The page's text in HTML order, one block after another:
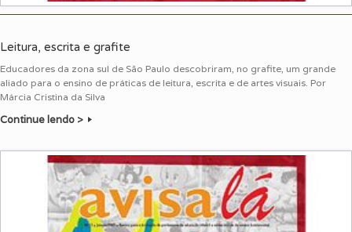
Leitura, escrita e grafite
Educadores da zona sul de São Paulo descobriram, no grafite, um grande
aliado para o ensino de práticas de leitura, escrita e de artes visuais. Por
Márcia Cristina da Silva
Continue lendo >